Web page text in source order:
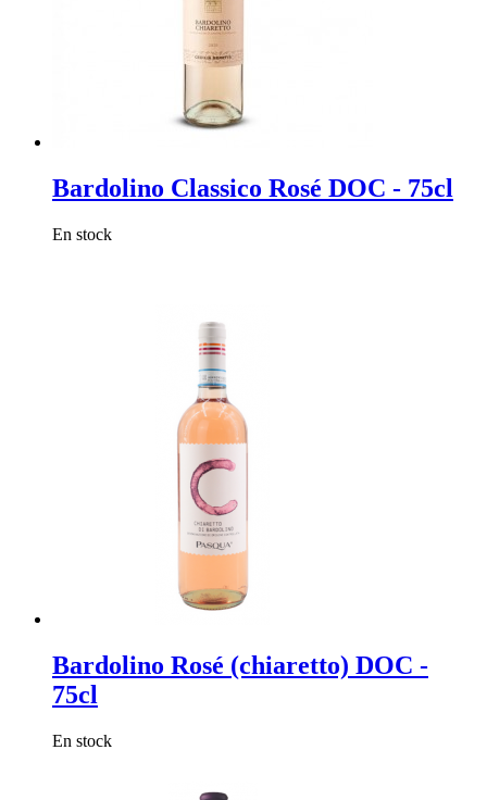
Bardolino Classico Rosé DOC - 75cl
En stock
Bardolino Rosé (chiaretto) DOC -
75cl
En stock